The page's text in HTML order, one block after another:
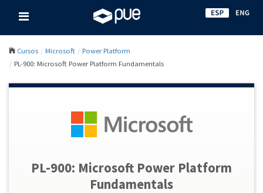
Cursos Microsoft
Power Platform
PL-900: Microsoft Power Platform Fundamentals
PL-900: Microsoft Power Platform
Fundamentals